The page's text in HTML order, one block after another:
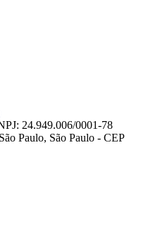
24.949.006/0001-78
Paulo, São Paulo - CEP